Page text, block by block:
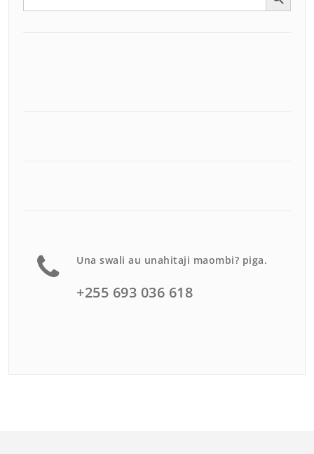
Una swali au unahitaji maombi? piga.
+255 693 036 618